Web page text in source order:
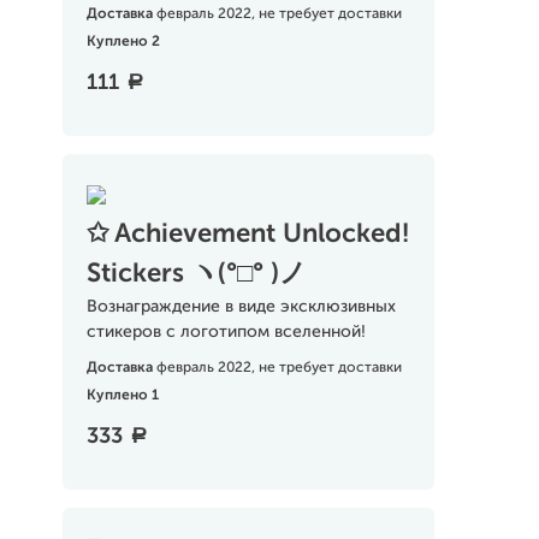
Доставка февраль 2022, не требует доставки
Куплено 2
111 a
✩ Achievement Unlocked!
Stickers ヽ(°□° )ノ
Вознаграждение в виде эксклюзивных
стикеров с логотипом вселенной!
Доставка февраль 2022, не требует доставки
Куплено 1
333 a